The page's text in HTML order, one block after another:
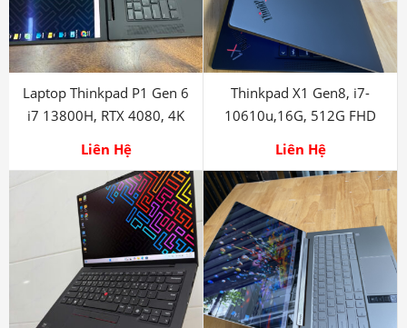
Laptop Thinkpad P1 Gen 6
i7 13800H, RTX 4080, 4K
Liên Hệ
Thinkpad X1 Gen8, i7-
10610u,16G, 512G FHD
Liên Hệ